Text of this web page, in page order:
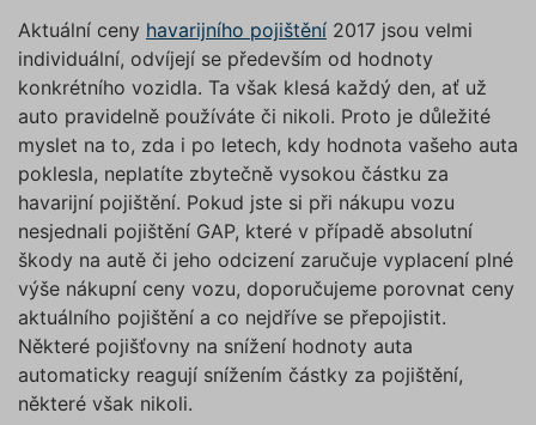
Aktuální ceny havarijního pojištění 2017 jsou velmi
individuální, odvíjejí se především od hodnoty
konkrétního vozidla. Ta však klesá každý den, ať už
auto pravidelně používáte či nikoli. Proto je důležité
myslet na to, zda i po letech, kdy hodnota vašeho auta
poklesla, neplatíte zbytečně vysokou částku za
havarijní pojištění. Pokud jste si při nákupu vozu
nesjednali pojištění GAP, které v případě absolutní
škody na autě či jeho odcizení zaručuje vyplacení plné
výše nákupní ceny vozu, doporučujeme porovnat ceny
aktuálního pojištění a co nejdříve se přepojistit.
Některé pojišťovny na snížení hodnoty auta
automaticky reagují snížením částky za pojištění,
některé však nikoli.